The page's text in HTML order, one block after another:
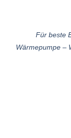
Für beste
Wärmepumpe –